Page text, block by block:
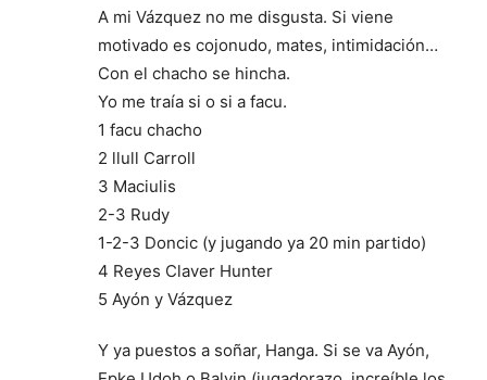
A mi Vázquez no me disgusta. Si viene
motivado es cojonudo, mates, intimidación…
Con el chacho se hincha.
Yo me traía si o si a facu.
1 facu chacho
2 llull Carroll
3 Maciulis
2-3 Rudy
1-2-3 Doncic (y jugando ya 20 min partido)
4 Reyes Claver Hunter
5 Ayón y Vázquez
Y ya puestos a soñar, Hanga. Si se va Ayón,